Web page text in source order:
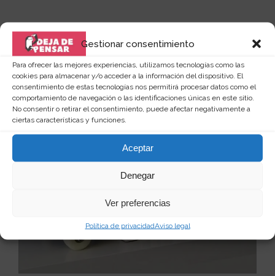
Gestionar consentimiento
Para ofrecer las mejores experiencias, utilizamos tecnologías como las
cookies para almacenar y/o acceder a la información del dispositivo. El
consentimiento de estas tecnologías nos permitirá procesar datos como el
comportamiento de navegación o las identificaciones únicas en este sitio.
No consentir o retirar el consentimiento, puede afectar negativamente a
ciertas características y funciones.
Aceptar
Denegar
Ver preferencias
Política de privacidadAviso legal
Quizás te puede interesar...